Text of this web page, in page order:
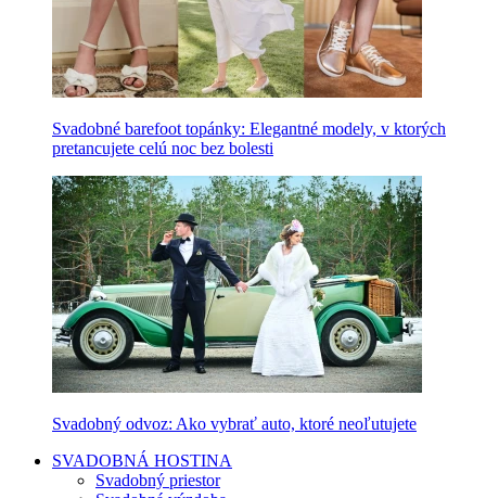
Svadobné barefoot topánky: Elegantné modely, v ktorých
pretancujete celú noc bez bolesti
Svadobný odvoz: Ako vybrať auto, ktoré neoľutujete
SVADOBNÁ HOSTINA
Svadobný priestor